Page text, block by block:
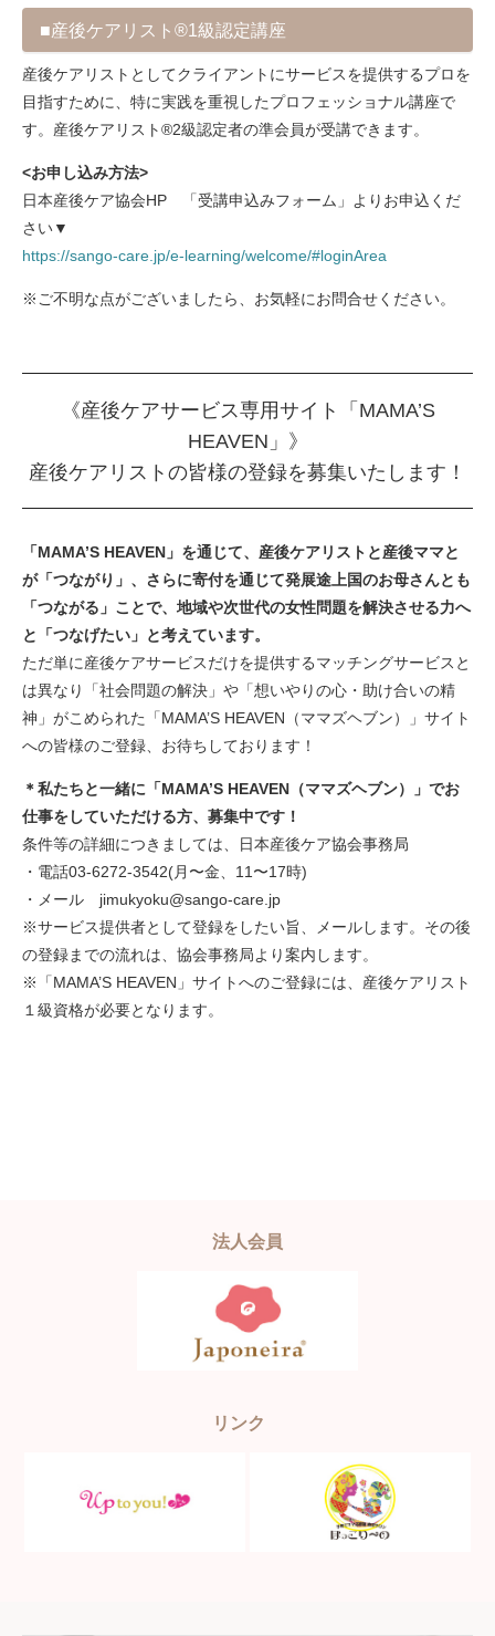
■産後ケアリスト®1級認定講座
産後ケアリストとしてクライアントにサービスを提供するプロを
目指すために、特に実践を重視したプロフェッショナル講座で
す。産後ケアリスト®2級認定者の準会員が受講できます。
<お申し込み方法>
日本産後ケア協会HP 「受講申込みフォーム」よりお申込くだ
さい▼
https://sango-care.jp/e-learning/welcome/#loginArea
※ご不明な点がございましたら、お気軽にお問合せください。
《産後ケアサービス専用サイト「MAMA’S
HEAVEN」》
産後ケアリストの皆様の登録を募集いたします！
「MAMA’S HEAVEN」を通じて、産後ケアリストと産後ママと
が「つながり」、さらに寄付を通じて発展途上国のお母さんとも
「つながる」ことで、地域や次世代の女性問題を解決させる力へ
と「つなげたい」と考えています。
ただ単に産後ケアサービスだけを提供するマッチングサービスと
は異なり「社会問題の解決」や「想いやりの心・助け合いの精
神」がこめられた「MAMA’S HEAVEN（ママズヘブン）」サイト
への皆様のご登録、お待ちしております！
＊私たちと一緒に「MAMA’S HEAVEN（ママズヘブン）」でお
仕事をしていただける方、募集中です！
条件等の詳細につきましては、日本産後ケア協会事務局
・電話03-6272-3542(月〜金、11〜17時)
・メール jimukyoku@sango-care.jp
※サービス提供者として登録をしたい旨、メールします。その後
の登録までの流れは、協会事務局より案内します。
※「MAMA’S HEAVEN」サイトへのご登録には、産後ケアリスト
１級資格が必要となります。
法人会員
リンク